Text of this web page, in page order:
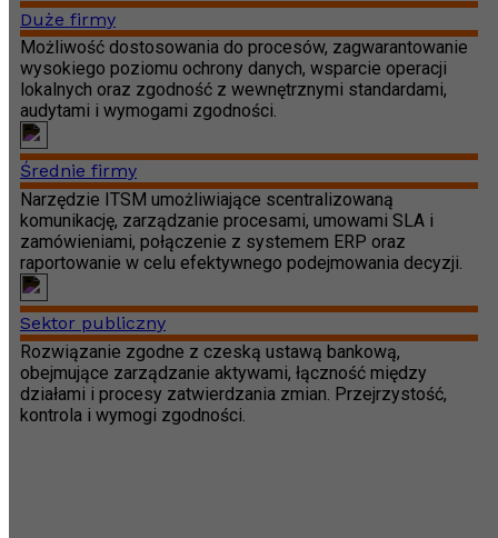
Duże firmy
Możliwość dostosowania do procesów, zagwarantowanie
wysokiego poziomu ochrony danych, wsparcie operacji
lokalnych oraz zgodność z wewnętrznymi standardami,
audytami i wymogami zgodności.
Średnie firmy
Narzędzie ITSM umożliwiające scentralizowaną
komunikację, zarządzanie procesami, umowami SLA i
zamówieniami, połączenie z systemem ERP oraz
raportowanie w celu efektywnego podejmowania decyzji.
Sektor publiczny
Rozwiązanie zgodne z czeską ustawą bankową,
obejmujące zarządzanie aktywami, łączność między
działami i procesy zatwierdzania zmian. Przejrzystość,
kontrola i wymogi zgodności.